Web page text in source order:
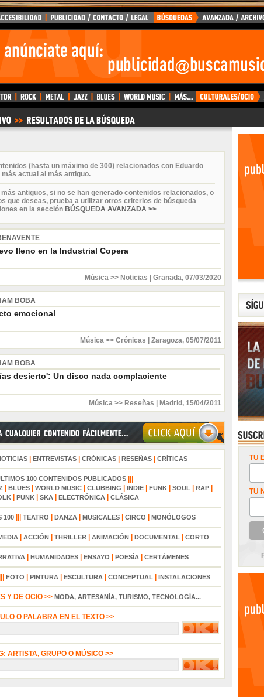
(hasta un máximo de 300) relacionados con Eduardo
actual al más antiguo.
antiguos, si no se han generado contenidos relacionados, o
que deseas, prueba a utilizar otros criterios de búsqueda
en la sección BÚSQUEDA AVANZADA >>
lleno en la Industrial Copera
Música >> Noticias Granada, 07/03/2020
BOBA
emocional
Música >> Crónicas Zaragoza, 05/07/2011
BOBA
desierto': Un disco nada complaciente
Música >> Reseñas Madrid , 15/04/2011
| ENTREVISTAS| CRÓNICAS| RESEÑAS| CRÍTICAS
100 CONTENIDOS PUBLICADOS
| BLUES| WORLD MUSIC| CLUBBING INDIE| FUNK| SOUL| RAP|
| PUNK| SKA| ELECTRÓNICA| CLÁSICA
100||| TEATRO DANZA| MUSICALES| CIRCO MONÓLOGOS
ACCIÓN THRILLER ANIMACIÓN DOCUMENTAL CORTO
HUMANIDADES ENSAYO POESÍA CERTÁMENES
FOTO PINTURA ESCULTURA CONCEPTUAL INSTALACIONES
Y DE OCIO >> MODA, ARTESANÍA, TURISMO, TECNOLOGÍA...
O PALABRA EN EL TEXTO >>
ARTISTA, GRUPO O MÚSICO >>
TU
TU